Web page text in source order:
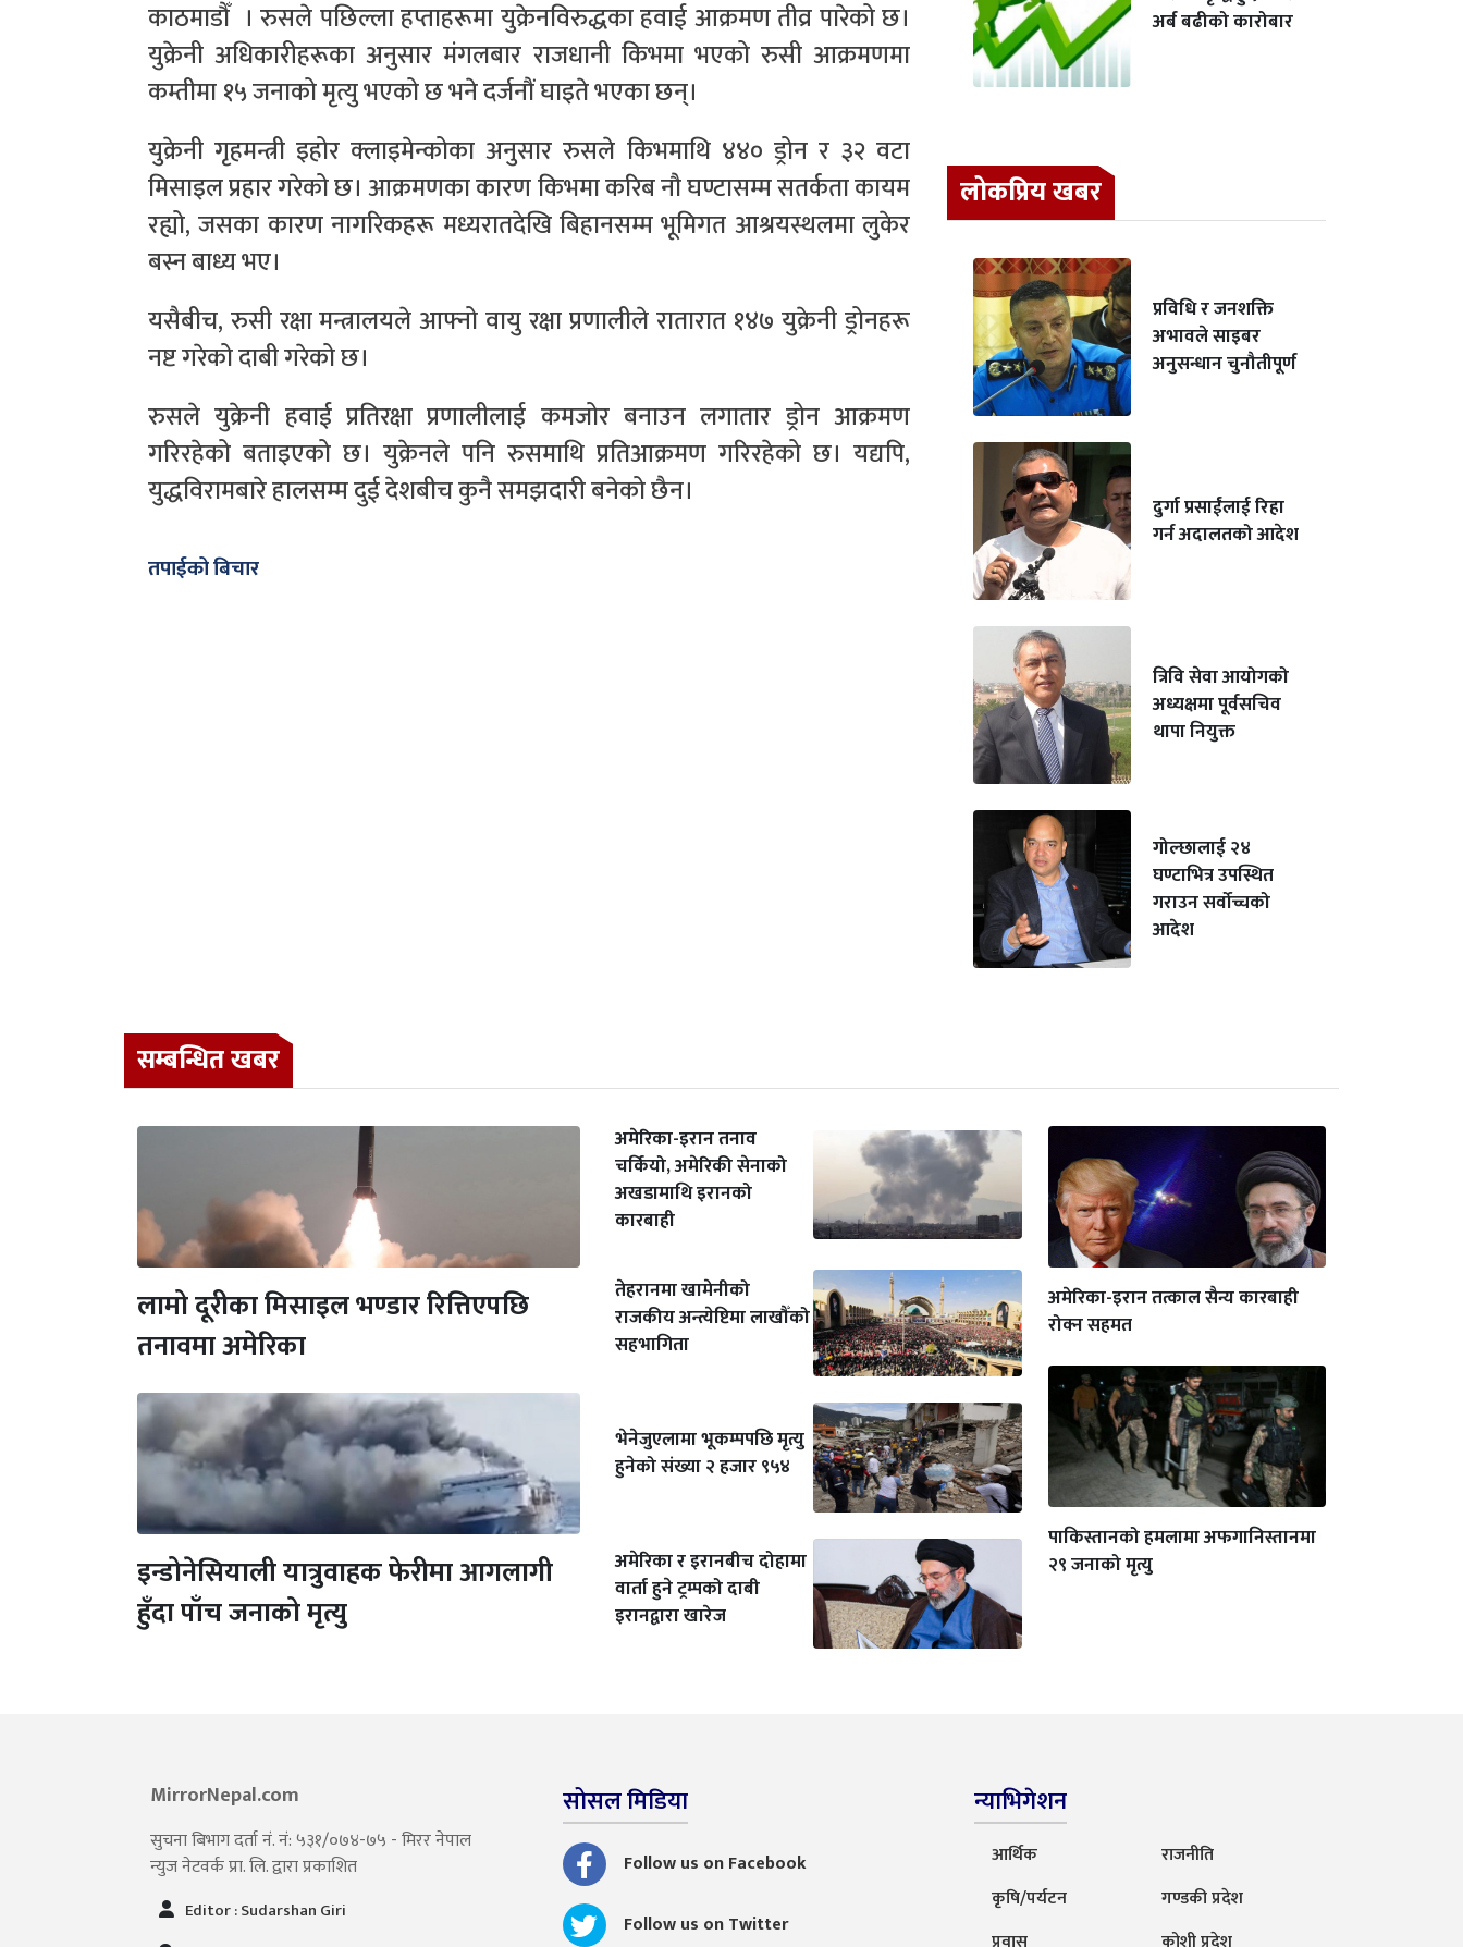
काठमाडौँ । रुसले पछिल्ला हप्ताहरूमा युक्रेनविरुद्धका हवाई आक्रमण तीव्र पारेको छ।
युक्रेनी अधिकारीहरूका अनुसार मंगलबार राजधानी किभमा भएको रुसी आक्रमणमा
कम्तीमा १५ जनाको मृत्यु भएको छ भने दर्जनौं घाइते भएका छन्।
युक्रेनी गृहमन्त्री इहोर क्लाइमेन्कोका अनुसार रुसले किभमाथि ४४० ड्रोन र ३२ वटा
मिसाइल प्रहार गरेको छ। आक्रमणका कारण किभमा करिब नौ घण्टासम्म सतर्कता कायम
रह्यो, जसका कारण नागरिकहरू मध्यरातदेखि बिहानसम्म भूमिगत आश्रयस्थलमा लुकेर
बस्न बाध्य भए।
यसैबीच, रुसी रक्षा मन्त्रालयले आफ्नो वायु रक्षा प्रणालीले रातारात १४७ युक्रेनी ड्रोनहरू
नष्ट गरेको दाबी गरेको छ।
रुसले युक्रेनी हवाई प्रतिरक्षा प्रणालीलाई कमजोर बनाउन लगातार ड्रोन आक्रमण
गरिरहेको बताइएको छ। युक्रेनले पनि रुसमाथि प्रतिआक्रमण गरिरहेको छ। यद्यपि,
युद्धविरामबारे हालसम्म दुई देशबीच कुनै समझदारी बनेको छैन।
तपाईको बिचार
अर्ब बढीको कारोबार
लोकप्रिय खबर
प्रविधि र जनशक्ति
अभावले साइबर
अनुसन्धान चुनौतीपूर्ण
दुर्गा प्रसाईंलाई रिहा
गर्न अदालतको आदेश
त्रिवि सेवा आयोगको
अध्यक्षमा पूर्वसचिव
थापा नियुक्त
गोल्छालाई २४
घण्टाभित्र उपस्थित
गराउन सर्वोच्चको
आदेश
सम्बन्धित खबर
लामो दूरीका मिसाइल भण्डार रित्तिएपछि
तनावमा अमेरिका
इन्डोनेसियाली यात्रुवाहक फेरीमा आगलागी
हुँदा पाँच जनाको मृत्यु
अमेरिका-इरान तनाव
चर्कियो, अमेरिकी सेनाको
अखडामाथि इरानको
कारबाही
तेहरानमा खामेनीको
राजकीय अन्त्येष्टिमा लाखौँको
सहभागिता
भेनेजुएलामा भूकम्पपछि मृत्यु
हुनेको संख्या २ हजार ९५४
अमेरिका र इरानबीच दोहामा
वार्ता हुने ट्रम्पको दाबी
इरानद्वारा खारेज
अमेरिका-इरान तत्काल सैन्य कारबाही
रोक्न सहमत
पाकिस्तानको हमलामा अफगानिस्तानमा
२९ जनाको मृत्यु
MirrorNepal.com
सुचना बिभाग दर्ता नं. नं: ५३१/०७४-७५ - मिरर नेपाल
न्युज नेटवर्क प्रा. लि. द्वारा प्रकाशित
Editor : Sudarshan Giri
सोसल मिडिया
Follow us on Facebook
Follow us on Twitter
न्याभिगेशन
आर्थिक
कृषि/पर्यटन
राजनीति
गण्डकी प्रदेश